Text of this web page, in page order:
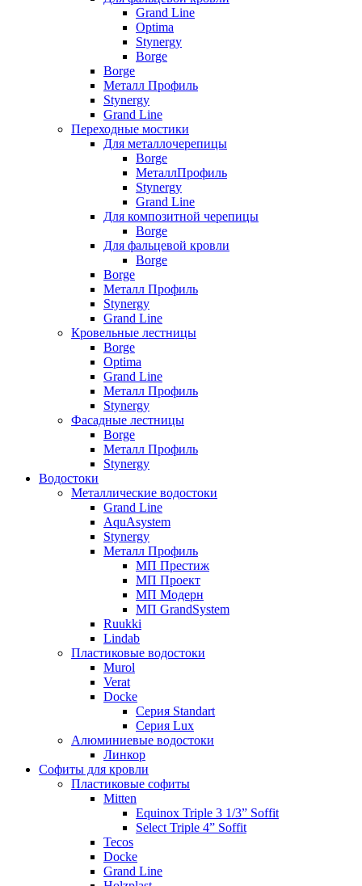
Grand Line
Optima
Stynergy
Borge
Borge
Металл Профиль
Stynergy
Grand Line
Переходные мостики
Для металлочерепицы
Borge
МеталлПрофиль
Stynergy
Grand Line
Для композитной черепицы
Borge
Для фальцевой кровли
Borge
Borge
Металл Профиль
Stynergy
Grand Line
Кровельные лестницы
Borge
Optima
Grand Line
Металл Профиль
Stynergy
Фасадные лестницы
Borge
Металл Профиль
Stynergy
Водостоки
Металлические водостоки
Grand Line
AquAsystem
Stynergy
Металл Профиль
МП Престиж
МП Проект
МП Модерн
МП GrandSystem
Ruukki
Lindab
Пластиковые водостоки
Murol
Verat
Docke
Серия Standart
Серия Lux
Алюминиевые водостоки
Линкор
Софиты для кровли
Пластиковые софиты
Mitten
Equinox Triple 3 1/3” Soffit
Select Triple 4” Soffit
Tecos
Docke
Grand Line